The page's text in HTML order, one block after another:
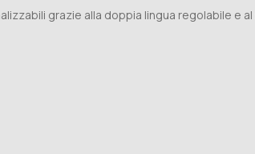
grazie alla doppia lingua regolabile e